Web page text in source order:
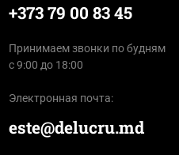
+373 79 00 83 45
Принимаем звонки по будням
с 9:00 до 18:00
Электронная почта:
este@delucru.md